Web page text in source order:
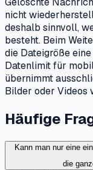
nicht
deshalb sinnvoll,
besteht. Beim
die Dateigröße
Datenlimit für
übernimmt
Bilder oder Videos
Häufige
Kann man nur eine
die